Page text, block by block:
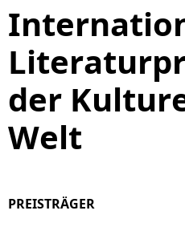
der
Welt
PREISTRÄGER